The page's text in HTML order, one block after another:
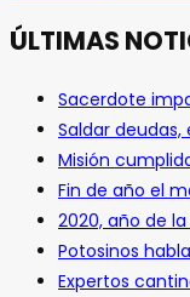
ÚLTIMAS
Sacerdote
Saldar
Misión
Fin de año el
2020, año de
Potosinos
Expertos